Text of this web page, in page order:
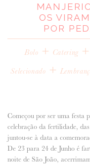
REAL
OS
POR
Bolo + Catering
Selecionado +
Começou por ser uma festa
celebração da fertilidade,
juntou-se à data a
De 23 para 24 de Junho é
noite de São João,